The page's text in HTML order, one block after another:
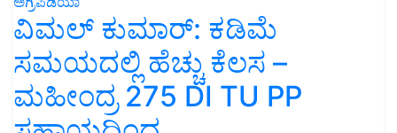
ವಿಮಲ್ ಕುಮಾರ್: ಕಡಿಮೆ
ಸಮಯದಲ್ಲಿ ಹೆಚ್ಚು ಕೆಲಸ –
ಮಹೀಂದ್ರ 275 DI TU PP